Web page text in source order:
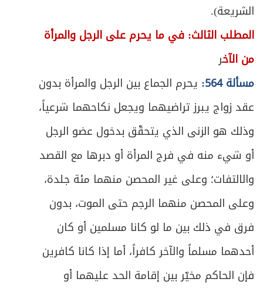
الشريعة).
المطلب الثالث: في ما يحرم على الرجل والمرأة
من الآخر
مسألة 564:
يحرم الجماع بين الرجل والمرأة بدون
عقد زواج يبرز تراضيهما ويجعل نكاحهما شرعياً،
وذلك هو الزنى الذي يتحقّق بدخول عضو الرجل
أو شيء منه في فرج المرأة أو دبرها مع القصد
والالتفات؛ وعلى غير المحصن منهما مئة جلدة،
وعلى المحصن منهما الرجم حتى الموت، بدون
فرق في ذلك بين ما لو كانا مسلمين أو كان
أحدهما مسلماً والآخر كافراً، أما إذا كانا كافرين
فإن الحاكم مخيّر بين إقامة الحد عليهما أو